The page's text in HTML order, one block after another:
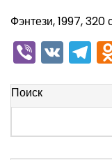
Фэнтези, 1997, 320
Viber
VK
Поиск